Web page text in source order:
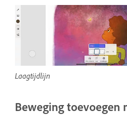
Laagtijdlijn
Beweging toevoegen